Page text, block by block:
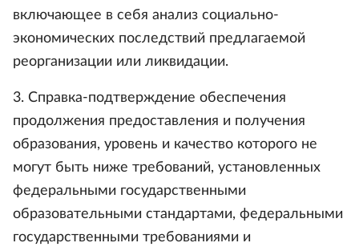
включающее в себя анализ социально-
экономических последствий предлагаемой
реорганизации или ликвидации.
3. Справка-подтверждение обеспечения
продолжения предоставления и получения
образования, уровень и качество которого не
могут быть ниже требований, установленных
федеральными государственными
образовательными стандартами, федеральными
государственными требованиями и